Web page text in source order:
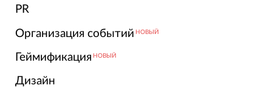
PR
Организация событий НОВЫЙ
Геймификация НОВЫЙ
Дизайн